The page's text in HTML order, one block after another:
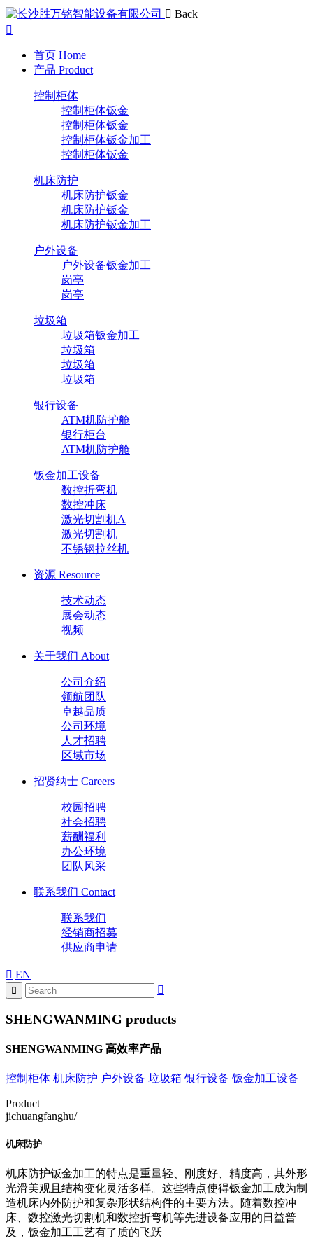
Back
首页 Home
产品 Product
控制柜体
控制柜体钣金
控制柜体钣金
控制柜体钣金加工
控制柜体钣金
机床防护
机床防护钣金
机床防护钣金
机床防护钣金加工
户外设备
户外设备钣金加工
岗亭
岗亭
垃圾箱
垃圾箱钣金加工
垃圾箱
垃圾箱
垃圾箱
银行设备
ATM机防护舱
银行柜台
ATM机防护舱
钣金加工设备
数控折弯机
数控冲床
激光切割机A
激光切割机
不锈钢拉丝机
资源 Resource
技术动态
展会动态
视频
关于我们 About
公司介绍
领航团队
卓越品质
公司环境
人才招聘
区域市场
招贤纳士 Careers
校园招聘
社会招聘
薪酬福利
办公环境
团队风采
联系我们 Contact
联系我们
经销商招募
供应商申请
EN
SHENGWANMING products
SHENGWANMING 高效率产品
控制柜体 机床防护 户外设备 垃圾箱 银行设备 钣金加工设备
Product
jichuangfanghu/
机床防护
机床防护钣金加工的特点是重量轻、刚度好、精度高，其外形
光滑美观且结构变化灵活多样。这些特点使得钣金加工成为制
造机床内外防护和复杂形状结构件的主要方法。随着数控冲
床、数控激光切割机和数控折弯机等先进设备应用的日益普
及，钣金加工工艺有了质的飞跃